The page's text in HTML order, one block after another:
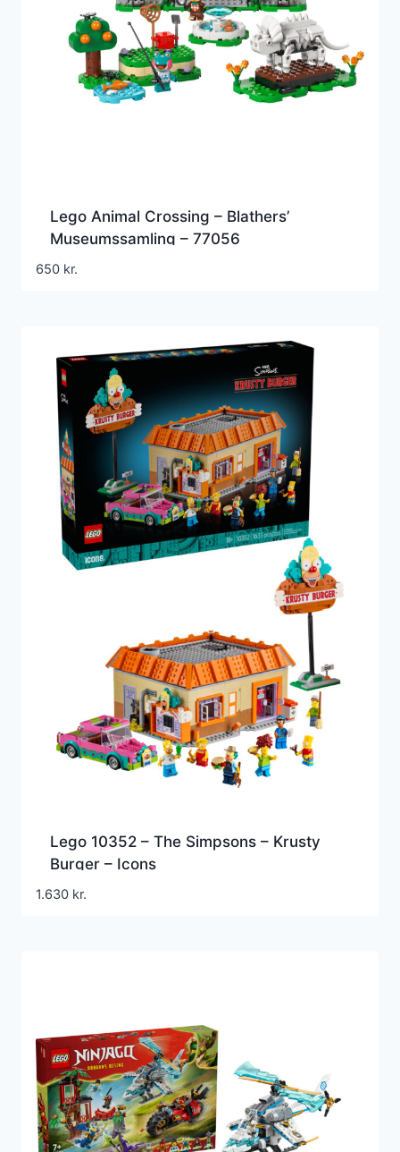
Lego Animal Crossing – Blathers’
Museumssamling – 77056
650 kr.
Lego 10352 – The Simpsons – Krusty
Burger – Icons
1.630 kr.